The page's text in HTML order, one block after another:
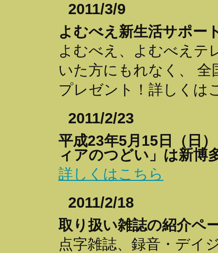
2011/3/9
よむべえ新生活サポー
よむべえ、よむべえテ
いた方にもれなく、 全
プレゼント！詳しくは
2011/2/23
平成23年5月15日（日
ィアのつどい」は新博
詳しくはこちら
2011/2/18
取り扱い雑誌の紹介ペ
点字雑誌、録音・デイ